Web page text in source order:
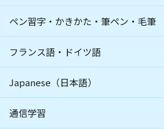
ペン習字・かきかた・筆ペン・毛筆
フランス語・ドイツ語
Japanese（日本語）
通信学習